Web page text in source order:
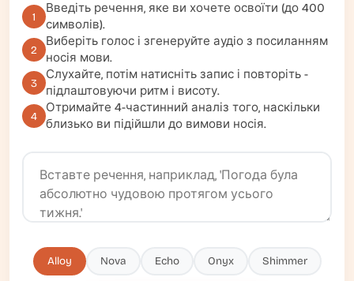
1
Введіть речення, яке ви хочете освоїти (до 400
символів).
2
Виберіть голос і згенеруйте аудіо з посиланням
носія мови.
3
Слухайте, потім натисніть запис і повторіть -
підлаштовуючи ритм і висоту.
4
Отримайте 4-частинний аналіз того, наскільки
близько ви підійшли до вимови носія.
Alloy Nova Echo Onyx Shimmer